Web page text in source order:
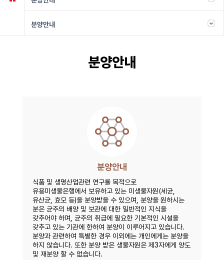
분양안내
분양안내
분양안내
식품 및 생명산업관련 연구를 목적으로
유용미생물은행에서 보유하고 있는 미생물자원(세균,
유산균, 효모 등)을 분양받을 수 있으며, 분양을 원하시는
분은 균주의 배양 및 보관에 대한 일반적인 지식을
갖추어야 하며, 균주의 취급에 필요한 기본적인 시설을
갖추고 있는 기관에 한하여 분양이 이루어지고 있습니다.
분양과 관련하여 특별한 경우 이외에는 개인에게는 분양을
하지 않습니다. 또한 분양 받은 생물자원은 제3자에게 양도
및 재분양 할 수 없습니다.